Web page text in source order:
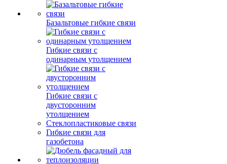
Базальтовые гибкие связи
Гибкие связи с
одинарным утолщением
Гибкие связи с
двусторонним
утолщением
Стеклопластиковые связи
Гибкие связи для
газобетона